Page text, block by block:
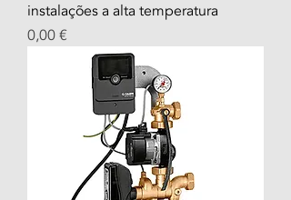
instalações a alta temperatura
Prezzo
0,00 €